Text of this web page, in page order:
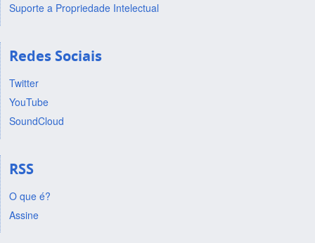
Suporte a Propriedade Intelectual
Redes Sociais
Twitter
YouTube
SoundCloud
RSS
O que é?
Assine